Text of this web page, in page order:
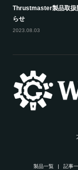
Thrustmaster製品取扱
らせ
2023.08.03
製品一覧 記事